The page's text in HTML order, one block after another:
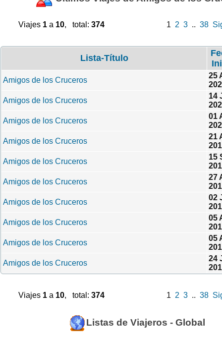
Viajes 1a 10, total: 374 1 2 3.. 38
Lista-Título
Amigos de los Cruceros
25
Amigos de los Cruceros
14
Amigos de los Cruceros
01
Amigos de los Cruceros
21
Amigos de los Cruceros
15
Amigos de los Cruceros
27
Amigos de los Cruceros
02
Amigos de los Cruceros
05
Amigos de los Cruceros
05
Amigos de los Cruceros
24
Viajes 1a 10, total: 374 1 2 3.. 38
Listas de Viajeros - Global